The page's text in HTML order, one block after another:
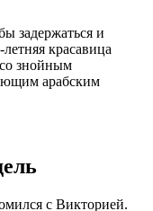
задержаться и
красавица
знойным
арабским
с Викторией.